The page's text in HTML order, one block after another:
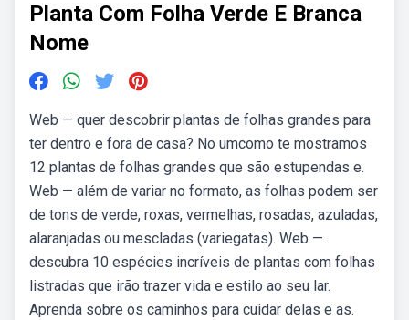
Planta Com Folha Verde E Branca
Nome
Web — quer descobrir plantas de folhas grandes para
ter dentro e fora de casa? No umcomo te mostramos
12 plantas de folhas grandes que são estupendas e.
Web — além de variar no formato, as folhas podem ser
de tons de verde, roxas, vermelhas, rosadas, azuladas,
alaranjadas ou mescladas (variegatas). Web —
descubra 10 espécies incríveis de plantas com folhas
listradas que irão trazer vida e estilo ao seu lar.
Aprenda sobre os caminhos para cuidar delas e as.